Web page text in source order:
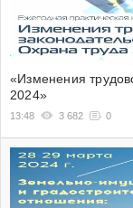
«Изменения
2024»
13:48 3 682 0